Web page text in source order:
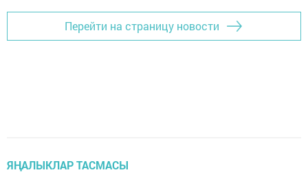
Перейти на страницу новости
ЯҢАЛЫКЛАР ТАСМАСЫ